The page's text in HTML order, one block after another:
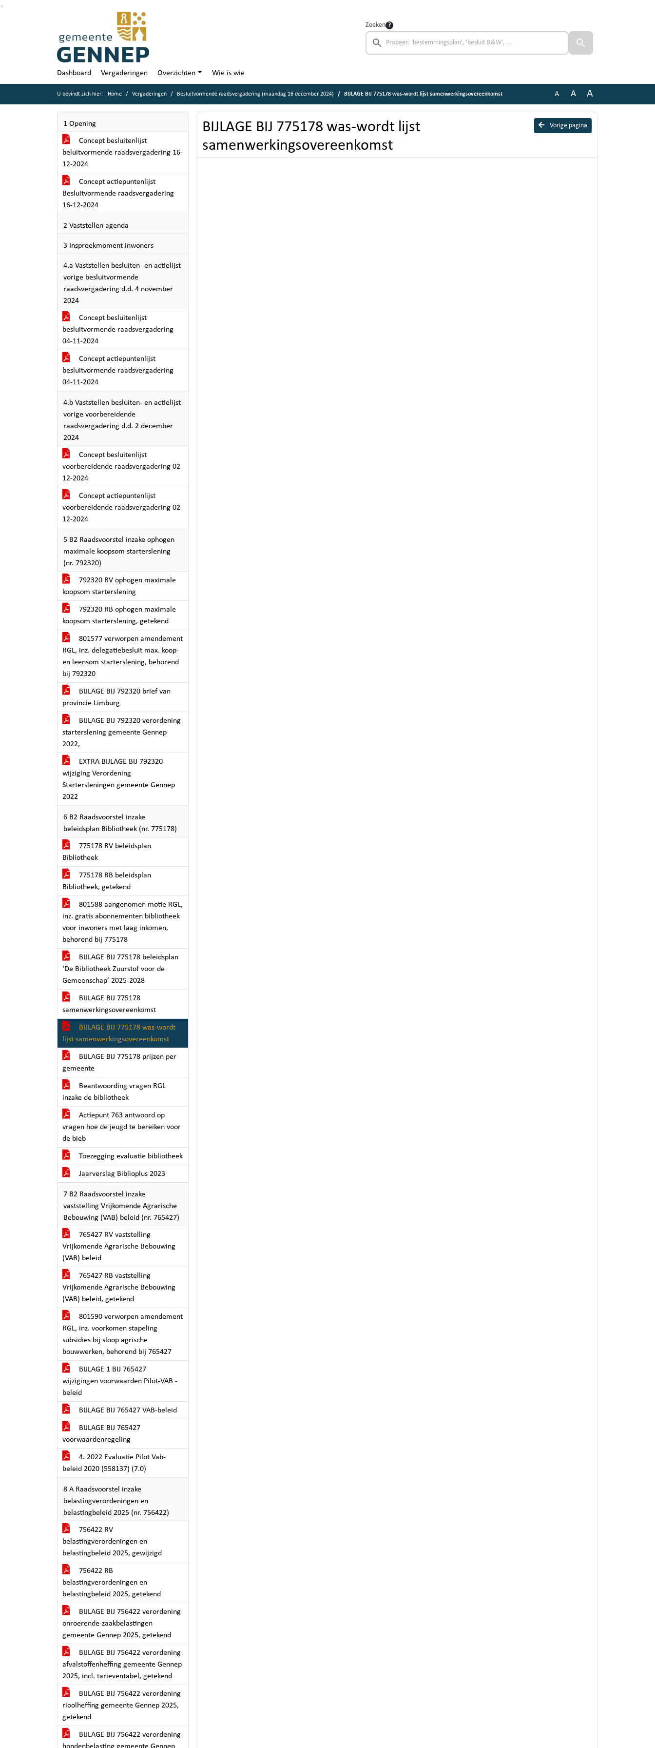
Zoeken
Dashboard Vergaderingen Overzichten Wie is wie
U bevindt zich hier: Home Vergaderingen Besluitvormende raadsvergadering (maandag 16 december 2024) BIJLAGE BIJ 775178 was-wordt lijst samenwerkingsovereenkomst A A A
1 Opening
Concept besluitenlijst
beluitvormende raadsvergadering 16-
12-2024
Concept actiepuntenlijst
Besluitvormende raadsvergadering
16-12-2024
2 Vaststellen agenda
3 Inspreekmoment inwoners
4.a Vaststellen besluiten- en actielijst
vorige besluitvormende
raadsvergadering d.d. 4 november
2024
Concept besluitenlijst
besluitvormende raadsvergadering
04-11-2024
Concept actiepuntenlijst
besluitvormende raadsvergadering
04-11-2024
4.b Vaststellen besluiten- en actielijst
vorige voorbereidende
raadsvergadering d.d. 2 december
2024
Concept besluitenlijst
voorbereidende raadsvergadering 02-
12-2024
Concept actiepuntenlijst
voorbereidende raadsvergadering 02-
12-2024
5 B2 Raadsvoorstel inzake ophogen
maximale koopsom starterslening
(nr. 792320)
792320 RV ophogen maximale
koopsom starterslening
792320 RB ophogen maximale
koopsom starterslening, getekend
801577 verworpen amendement
RGL, inz. delegatiebesluit max. koop-
en leensom starterslening, behorend
bij 792320
BIJLAGE BIJ 792320 brief van
provincie Limburg
BIJLAGE BIJ 792320 verordening
starterslening gemeente Gennep
2022,
EXTRA BIJLAGE BIJ 792320
wijziging Verordening
Startersleningen gemeente Gennep
2022
6 B2 Raadsvoorstel inzake
beleidsplan Bibliotheek (nr. 775178)
775178 RV beleidsplan
Bibliotheek
775178 RB beleidsplan
Bibliotheek, getekend
801588 aangenomen motie RGL,
inz. gratis abonnementen bibliotheek
voor inwoners met laag inkomen,
behorend bij 775178
BIJLAGE BIJ 775178 beleidsplan
‘De Bibliotheek Zuurstof voor de
Gemeenschap’ 2025-2028
BIJLAGE BIJ 775178
samenwerkingsovereenkomst
BIJLAGE BIJ 775178 was-wordt
lijst samenwerkingsovereenkomst
BIJLAGE BIJ 775178 prijzen per
gemeente
Beantwoording vragen RGL
inzake de bibliotheek
Actiepunt 763 antwoord op
vragen hoe de jeugd te bereiken voor
de bieb
Toezegging evaluatie bibliotheek
Jaarverslag Biblioplus 2023
7 B2 Raadsvoorstel inzake
vaststelling Vrijkomende Agrarische
Bebouwing (VAB) beleid (nr. 765427)
765427 RV vaststelling
Vrijkomende Agrarische Bebouwing
(VAB) beleid
765427 RB vaststelling
Vrijkomende Agrarische Bebouwing
(VAB) beleid, getekend
801590 verworpen amendement
RGL, inz. voorkomen stapeling
subsidies bij sloop agrische
bouwwerken, behorend bij 765427
BIJLAGE 1 BIJ 765427
wijzigingen voorwaarden Pilot-VAB -
beleid
BIJLAGE BIJ 765427 VAB-beleid
BIJLAGE BIJ 765427
voorwaardenregeling
4. 2022 Evaluatie Pilot Vab-
beleid 2020 (558137) (7.0)
8 A Raadsvoorstel inzake
belastingverordeningen en
belastingbeleid 2025 (nr. 756422)
756422 RV
belastingverordeningen en
belastingbeleid 2025, gewijzigd
756422 RB
belastingverordeningen en
belastingbeleid 2025, getekend
BIJLAGE BIJ 756422 verordening
onroerende-zaakbelastingen
gemeente Gennep 2025, getekend
BIJLAGE BIJ 756422 verordening
afvalstoffenheffing gemeente Gennep
2025, incl. tarieventabel, getekend
BIJLAGE BIJ 756422 verordening
rioolheffing gemeente Gennep 2025,
getekend
BIJLAGE BIJ 756422 verordening
Vorige pagina
BIJLAGE BIJ 775178 was-wordt lijst
samenwerkingsovereenkomst